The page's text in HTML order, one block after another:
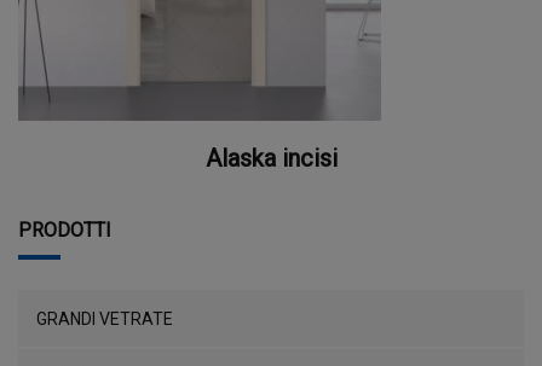
Alaska incisi
PRODOTTI
GRANDI VETRATE